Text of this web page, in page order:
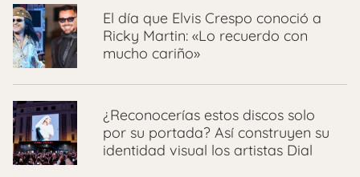
El día que Elvis Crespo conoció a
Ricky Martin: «Lo recuerdo con
mucho cariño»
¿Reconocerías estos discos solo
por su portada? Así construyen su
identidad visual los artistas Dial